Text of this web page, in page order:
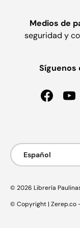
Medios de
seguridad y
Síguenos
Facebook
Idioma
Español
© 2026 Librería
© Copyright | Zerep.co